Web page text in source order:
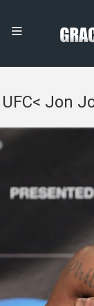
UFC< Jon